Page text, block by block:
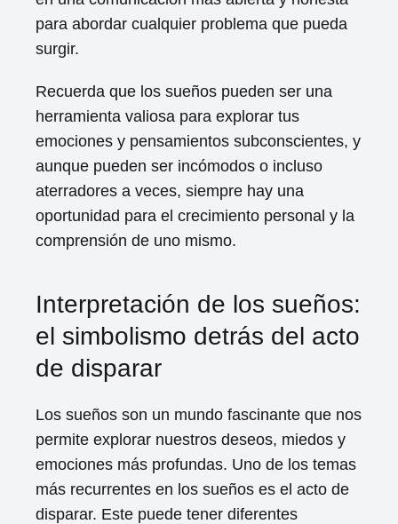
para abordar cualquier problema que pueda
surgir.
Recuerda que los sueños pueden ser una
herramienta valiosa para explorar tus
emociones y pensamientos subconscientes, y
aunque pueden ser incómodos o incluso
aterradores a veces, siempre hay una
oportunidad para el crecimiento personal y la
comprensión de uno mismo.
Interpretación de los sueños:
el simbolismo detrás del acto
de disparar
Los sueños son un mundo fascinante que nos
permite explorar nuestros deseos, miedos y
emociones más profundas. Uno de los temas
más recurrentes en los sueños es el acto de
disparar. Este puede tener diferentes